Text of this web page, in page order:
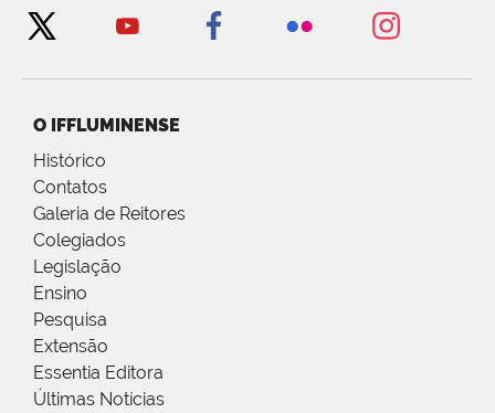
O IFFLUMINENSE
Histórico
Contatos
Galeria de Reitores
Colegiados
Legislação
Ensino
Pesquisa
Extensão
Essentia Editora
Últimas Notícias